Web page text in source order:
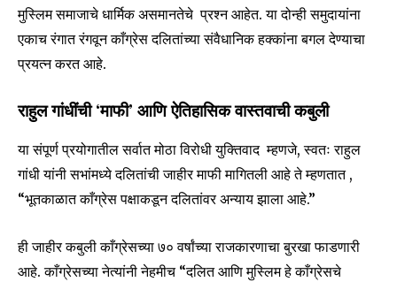
मुस्लिम समाजाचे धार्मिक असमानतेचे प्रश्न आहेत. या दोन्ही समुदायांना
एकाच रंगात रंगवून काँग्रेस दलितांच्या संवैधानिक हक्कांना बगल देण्याचा
प्रयत्न करत आहे.
राहुल गांधींची ‘माफी’ आणि ऐतिहासिक वास्तवाची कबुली
या संपूर्ण प्रयोगातील सर्वात मोठा विरोधी युक्तिवाद म्हणजे, स्वतः राहुल
गांधी यांनी सभांमध्ये दलितांची जाहीर माफी मागितली आहे ते म्हणतात ,
“भूतकाळात काँग्रेस पक्षाकडून दलितांवर अन्याय झाला आहे.”
ही जाहीर कबुली काँग्रेसच्या ७० वर्षांच्या राजकारणाचा बुरखा फाडणारी
आहे. काँग्रेसच्या नेत्यांनी नेहमीच “दलित आणि मुस्लिम हे काँग्रेसचे